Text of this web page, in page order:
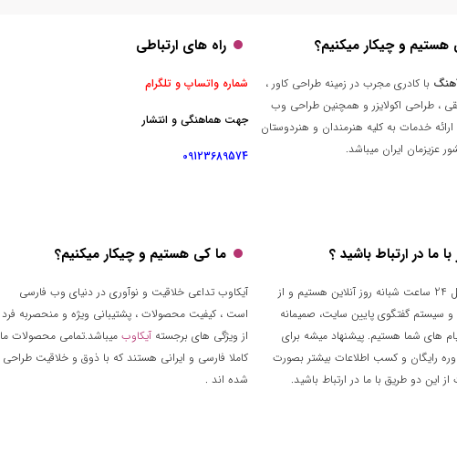
هستیم و چیکار میکنیم؟
با کادری مجرب در زمینه طراحی کاور ،
، طراحی اکولایزر و همچنین طراحی وب
خدمات به کلیه هنرمندان و هنردوستان
عزیزمان ایران میباشد.
راه های ارتباطی
شماره واتساپ و تلگرام
جهت هماهنگی و انتشار
09123689574
ما در ارتباط باشید ؟
تقریبا توی کل 24 ساعت شبانه روز آنلاین هستیم و از
و سیستم گفتگوی پایین سایت، صمیمانه
های شما هستیم. پیشنهاد میشه برای
رایگان و کسب اطلاعات بیشتر بصورت
این دو طریق با ما در ارتباط باشید.
ما کی هستیم و چیکار میکنیم؟
آیکاوب تداعی خلاقیت و نوآوری در دنیای وب فارسی
است ، کیفیت محصولات ، پشتیبانی ویژه و منحصربه فرد
از ویژگی های برجسته آیکاوب میباشد.تمامی محصولات ما
کاملا فارسی و ایرانی هستند که با ذوق و خلاقیت طراحی
شده اند .